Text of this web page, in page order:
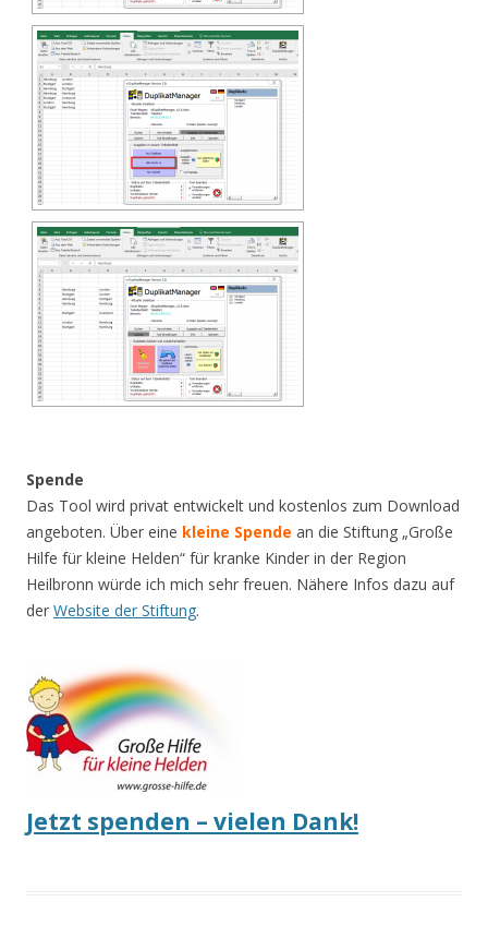
Spende
Das Tool wird privat entwickelt und kostenlos zum Download
angeboten. Über eine kleine Spende an die Stiftung „Große
Hilfe für kleine Helden“ für kranke Kinder in der Region
Heilbronn würde ich mich sehr freuen. Nähere Infos dazu auf
der Website der Stiftung.
Jetzt spenden – vielen Dank!